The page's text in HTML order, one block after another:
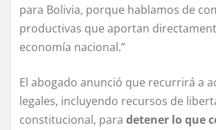
para Bolivia, porque hablamos de
productivas que aportan
economía nacional.”
El abogado anunció que recurrirá a
legales, incluyendo recursos de
constitucional, para detener lo que